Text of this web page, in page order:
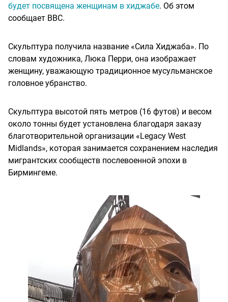
будет посвящена женщинам в хиджабе. Об этом
сообщает BBC.
Скульптура получила название «Сила Хиджаба». По
словам художника, Люка Перри, она изображает
женщину, уважающую традиционное мусульманское
головное убранство.
Скульптура высотой пять метров (16 футов) и весом
около тонны будет установлена благодаря заказу
благотворительной организации «Legacy West
Midlands», которая занимается сохранением наследия
мигрантских сообществ послевоенной эпохи в
Бирмингеме.